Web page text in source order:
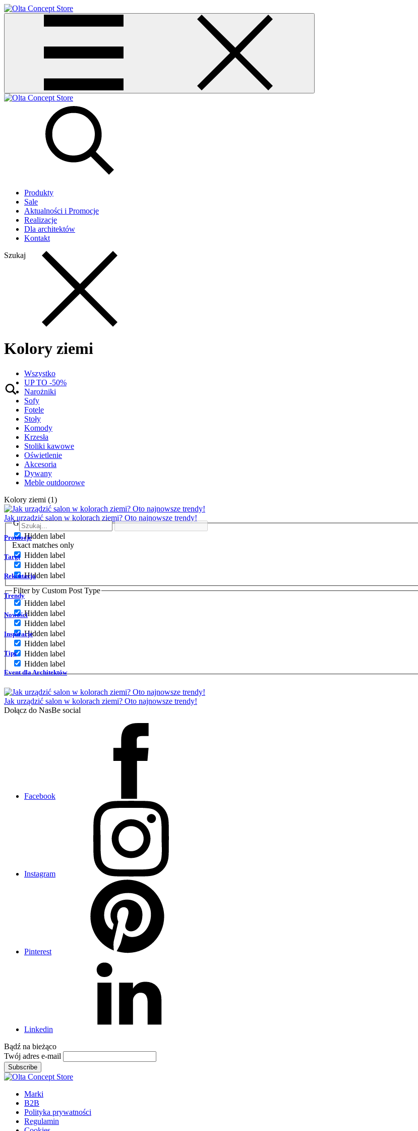
Produkty
Sale
Aktualności i Promocje
Realizacje
Dla architektów
Kontakt
Szukaj
Generic filters
Hidden label
Exact matches only
Hidden label
Hidden label
Hidden label
Filter by Custom Post Type
Hidden label
Hidden label
Hidden label
Hidden label
Hidden label
Hidden label
Hidden label
Kolory ziemi
Wszystko
UP TO -50%
Narożniki
Sofy
Fotele
Stoły
Komody
Krzesła
Stoliki kawowe
Oświetlenie
Akcesoria
Dywany
Meble outdoorowe
Kolory ziemi (1)
Jak urządzić salon w kolorach ziemi? Oto najnowsze trendy!
Promocje
Targi
Rekrutacja
Trendy
Nowości
Inspiracje
Tips
Event dla Architektów
Jak urządzić salon w kolorach ziemi? Oto najnowsze trendy!
Dołącz do NasBe social
Facebook
Instagram
Pinterest
Linkedin
Bądź na bieżąco
Twój adres e-mail
Subscribe
Marki
B2B
Polityka prywatności
Regulamin